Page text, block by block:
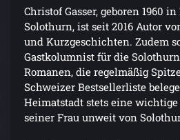
Christof Gasser, geboren 1960
Solothurn, ist seit 2016 Autor
und Kurzgeschichten. Zudem
Gastkolumnist für die
Romanen, die regelmäßig
Schweizer Bestsellerliste
Heimatstadt stets eine wichtige
seiner Frau unweit von